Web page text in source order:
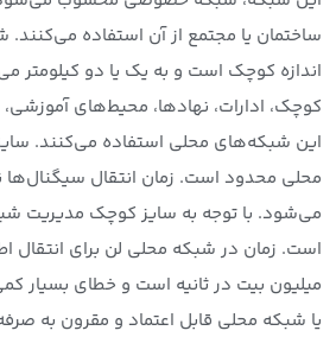
ساختمان یا مجتمع از آن استفاده می‌کنند.
اندازه کوچک است و به یک یا دو کیلومتر
کوچک، ادارات، نهادها، محیط‌های
این شبکه‌های محلی استفاده می‌کنند.
محلی محدود است. زمان انتقال سیگنال‌ها
می‌شود. با توجه به سایز کوچک مدیریت
یا شبکه محلی قابل اعتماد و مقرون به